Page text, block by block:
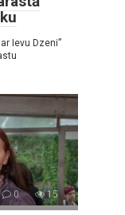
Ievu Dzeni”
0 15